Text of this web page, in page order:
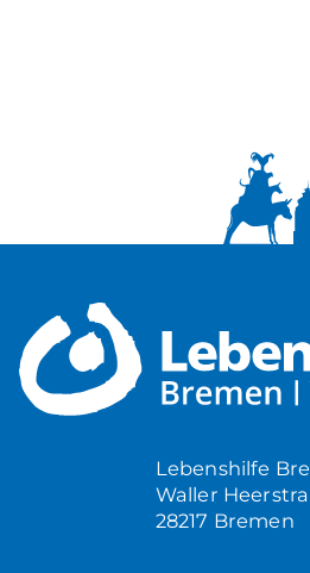
Lebenshilfe
Waller
28217 Bremen